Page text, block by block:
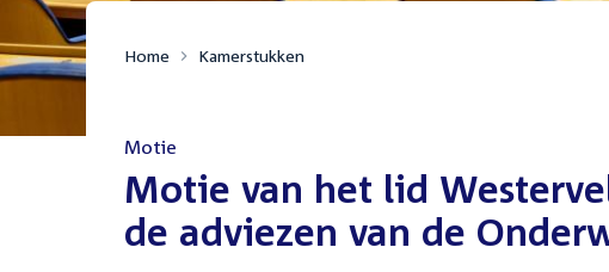
Home Kamerstukken
Motie
:Motie van het lid
de adviezen van de